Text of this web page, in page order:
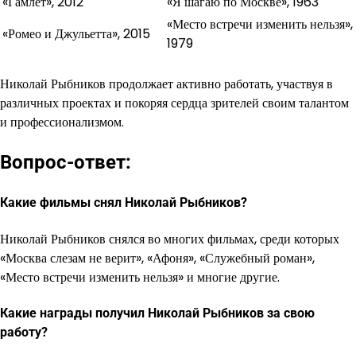
«Ромео и Джульетта», 2015
«Место встречи изменить нельзя»,
1979
Николай Рыбников продолжает активно работать, участвуя в
различных проектах и покоряя сердца зрителей своим талантом
и профессионализмом.
Вопрос-ответ:
Какие фильмы снял Николай Рыбников?
Николай Рыбников снялся во многих фильмах, среди которых
«Москва слезам не верит», «Афоня», «Служебный роман»,
«Место встречи изменить нельзя» и многие другие.
Какие награды получил Николай Рыбников за свою
работу?